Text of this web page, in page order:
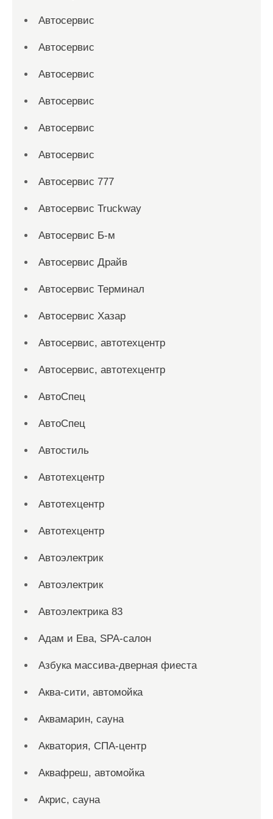
Автосервис
Автосервис
Автосервис
Автосервис
Автосервис
Автосервис
Автосервис 777
Автосервис Truckway
Автосервис Б-м
Автосервис Драйв
Автосервис Терминал
Автосервис Хазар
Автосервис, автотехцентр
Автосервис, автотехцентр
АвтоСпец
АвтоСпец
Автостиль
Автотехцентр
Автотехцентр
Автотехцентр
Автоэлектрик
Автоэлектрик
Автоэлектрика 83
Адам и Ева, SPA-салон
Азбука массива-дверная фиеста
Аква-сити, автомойка
Аквамарин, сауна
Акватория, СПА-центр
Аквафреш, автомойка
Акрис, сауна